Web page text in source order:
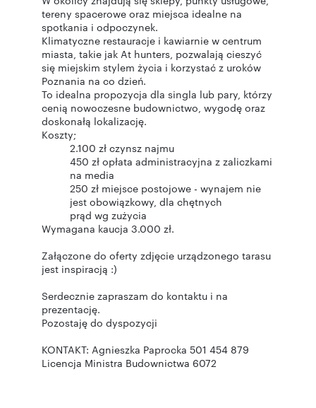
tereny spacerowe oraz miejsca idealne na
spotkania i odpoczynek.
Klimatyczne restauracje i kawiarnie w centrum
miasta, takie jak At hunters, pozwalają cieszyć
się miejskim stylem życia i korzystać z uroków
Poznania na co dzień.
To idealna propozycja dla singla lub pary, którzy
cenią nowoczesne budownictwo, wygodę oraz
doskonałą lokalizację.
Koszty;
2.100 zł czynsz najmu
450 zł opłata administracyjna z zaliczkami
na media
250 zł miejsce postojowe - wynajem nie
jest obowiązkowy, dla chętnych
prąd wg zużycia
Wymagana kaucja 3.000 zł.
Załączone do oferty zdjęcie urządzonego tarasu
jest inspiracją :)
Serdecznie zapraszam do kontaktu i na
prezentację.
Pozostaję do dyspozycji
KONTAKT: Agnieszka Paprocka 501 454 879
Licencja Ministra Budownictwa 6072